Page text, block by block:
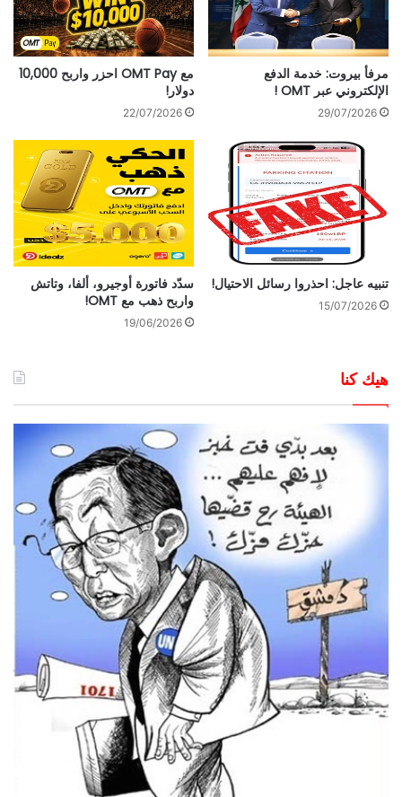
مرفأ بيروت: خدمة الدفع
الإلكتروني عبر OMT !
29/07/2026
مع OMT Pay احزر واربح 10,000
دولار!
22/07/2026
تنبيه عاجل: احذروا رسائل الاحتيال!
15/07/2026
سدّد فاتورة أوجيرو، ألفا، وتاتش
واربح ذهب مع OMT!
19/06/2026
هيك كنا